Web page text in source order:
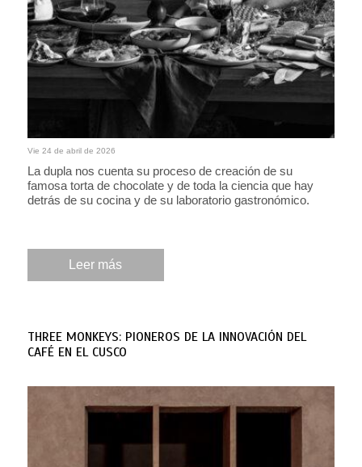
Vie 24 de abril de 2026
La dupla nos cuenta su proceso de creación de su
famosa torta de chocolate y de toda la ciencia que hay
detrás de su cocina y de su laboratorio gastronómico.
Leer más
THREE MONKEYS: PIONEROS DE LA INNOVACIÓN DEL
CAFÉ EN EL CUSCO